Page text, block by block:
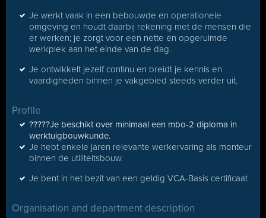
Je werkt vaak in een bebouwde en operationele
omgeving en houdt daarbij rekening met de mensen die
er werken; je zorgt voor een nette en opgeruimde
werkplek aan het einde van de dag.
Je ontwikkelt jezelf continu en breidt je kennis en
vaardigheden binnen je vakgebied steeds verder uit.
Profile
?????Je beschikt over minimaal een mbo-2 diploma in
werktuigbouwkunde.
Je hebt enkele jaren relevante werkervaring als monteur
binnen de utiliteitsbouw.
Je bent in het bezit van een geldig VCA-Basis certificaat
Organisation and department description